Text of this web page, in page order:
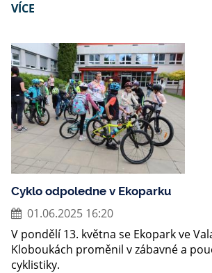
VÍCE
Cyklo odpoledne v Ekoparku
01.06.2025 16:20
V pondělí 13. května se Ekopark ve
Kloboukách proměnil v zábavné a
cyklistiky.